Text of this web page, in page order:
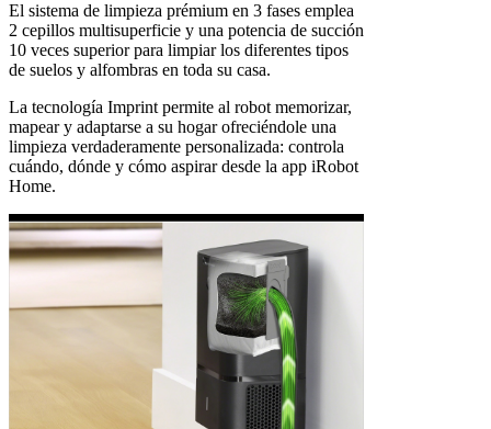
El sistema de limpieza prémium en 3 fases emplea
2 cepillos multisuperficie y una potencia de succión
10 veces superior para limpiar los diferentes tipos
de suelos y alfombras en toda su casa.
La tecnología Imprint permite al robot memorizar,
mapear y adaptarse a su hogar ofreciéndole una
limpieza verdaderamente personalizada: controla
cuándo, dónde y cómo aspirar desde la app iRobot
Home.